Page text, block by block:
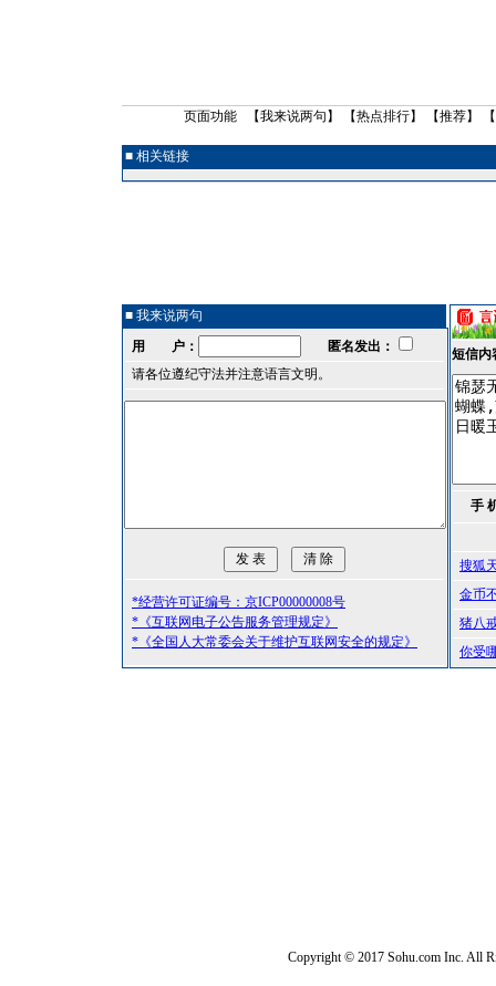
页面功能 【我来说两句 】 【热点排行】 【推荐】
■ 相关链接
■ 我来说两句
用 户：
匿名发出：
请各位遵纪守法并注意语言文明。
*经营许可证编号：京ICP00000008号
*《互联网电子公告服务管理规定》
*《全国人大常委会关于维护互联网安全的规定》
短信内
手
搜狐
金币
猪八
你受
Copyright © 2017 Sohu.com Inc. All